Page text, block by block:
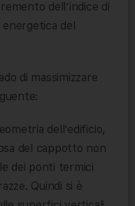
dell’indice di
del
di massimizzare
dell’edificio,
del cappotto non
dei ponti termici
Quindi si è